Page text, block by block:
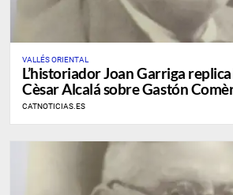
VALLÉS ORIENTAL
L’historiador Joan Garriga replica
Cèsar Alcalá sobre Gastón
CATNOTICIAS.ES